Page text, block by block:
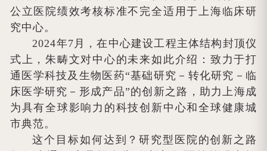
公立医院绩效考核标准不完全适用于上海临床研
究中心。
2024年7月，在中心建设工程主体结构封顶仪
式上，朱畴文对中心的未来如此介绍：致力于打
通医学科技及生物医药“基础研究－转化研究－临
床医学研究－形成产品”的创新之路，助力上海成
为具有全球影响力的科技创新中心和全球健康城
市典范。
这个目标如何达到？研究型医院的创新之路